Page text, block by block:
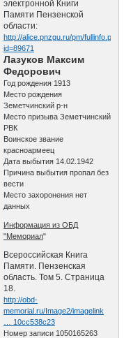
электронной Книги
Памяти Пензенской
области:
http://alice.pnzgu.ru/pm/fullinfo.php?
id=89671
Лазуков Максим
Федорович
Год рождения 1913
Место рождения
Земетчинский р-н
Место призыва Земетчинский
РВК
Воинское звание
красноармеец
Дата выбытия 14.02.1942
Причина выбытия пропал без
вести
Место захоронения нет
данных
Информация из ОБД
"Мемориал"
Всероссийская Книга
Памяти. Пензенская
область. Том 5. Страница
18.
http://obd-
memorial.ru/Image2/imagelink
… 10cc538c23
Номер записи 1050165263